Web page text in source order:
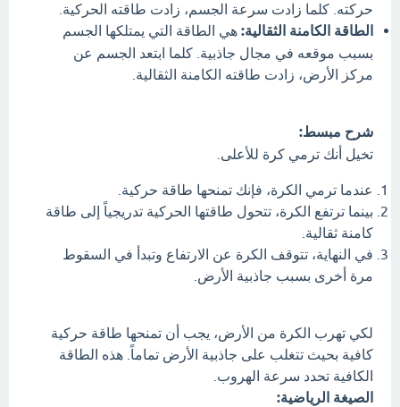
حركته. كلما زادت سرعة الجسم، زادت طاقته الحركية.
الطاقة الكامنة الثقالية: هي الطاقة التي يمتلكها الجسم
بسبب موقعه في مجال جاذبية. كلما ابتعد الجسم عن
مركز الأرض، زادت طاقته الكامنة الثقالية.
شرح مبسط:
تخيل أنك ترمي كرة للأعلى.
عندما ترمي الكرة، فإنك تمنحها طاقة حركية.
بينما ترتفع الكرة، تتحول طاقتها الحركية تدريجياً إلى طاقة
كامنة ثقالية.
في النهاية، تتوقف الكرة عن الارتفاع وتبدأ في السقوط
مرة أخرى بسبب جاذبية الأرض.
لكي تهرب الكرة من الأرض، يجب أن تمنحها طاقة حركية
كافية بحيث تتغلب على جاذبية الأرض تماماً. هذه الطاقة
الكافية تحدد سرعة الهروب.
الصيغة الرياضية: